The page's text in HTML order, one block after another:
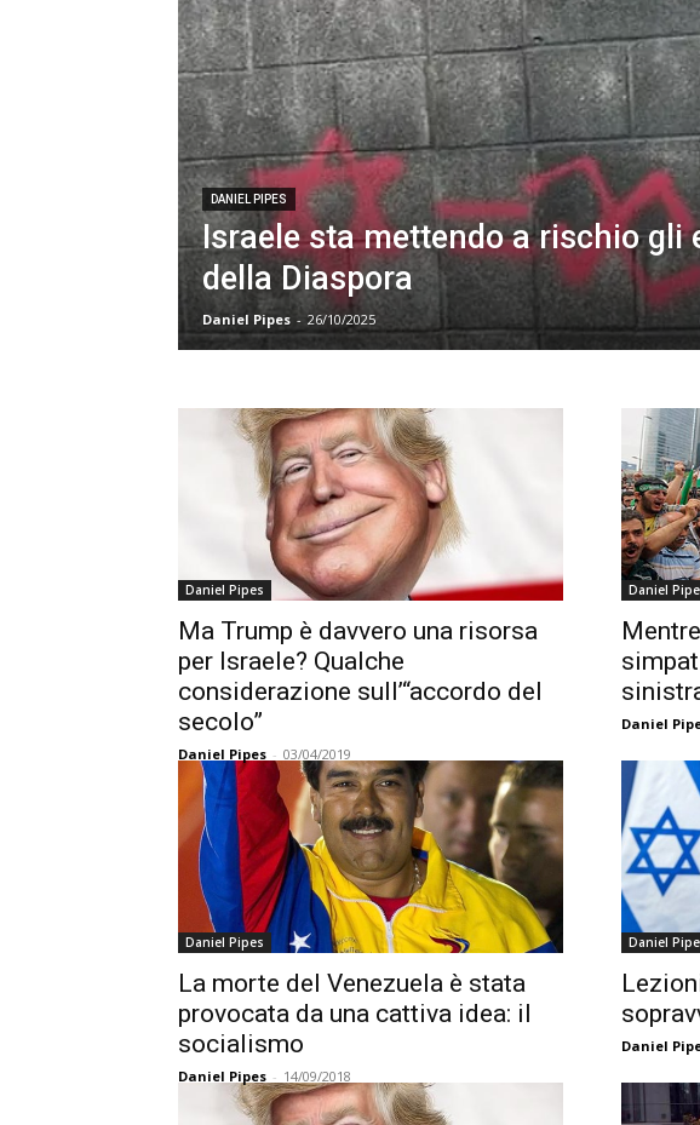
DANIEL PIPES
Israele sta mettendo a rischio gli
della Diaspora
Daniel Pipes - 26/10/2025
Daniel Pipes
Ma Trump è davvero una risorsa
per Israele? Qualche
considerazione sull’“accordo del
secolo”
Daniel Pipes - 03/04/2019
Daniel
Daniel
Daniel Pipes
La morte del Venezuela è stata
provocata da una cattiva idea: il
socialismo
Daniel Pipes - 14/09/2018
Daniel
Daniel